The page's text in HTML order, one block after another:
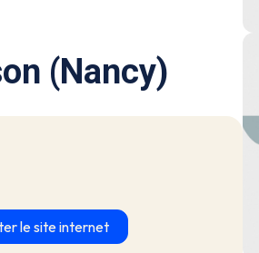
(Nancy)
le site internet